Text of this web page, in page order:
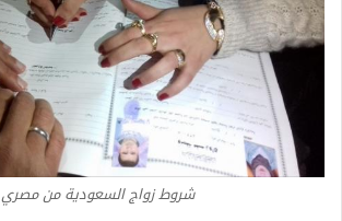
شروط زواج السعودية من مصري